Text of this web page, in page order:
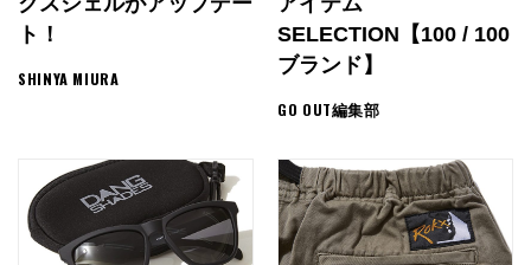
ト！
SHINYA MIURA
SELECTION【100 / 100
ブランド】
GO OUT編集部